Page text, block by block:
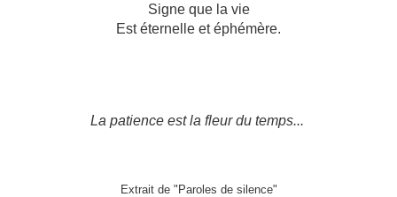
Signe que la vie
Est éternelle et éphémère.
La patience est la fleur du temps...
Extrait de "Paroles de silence"